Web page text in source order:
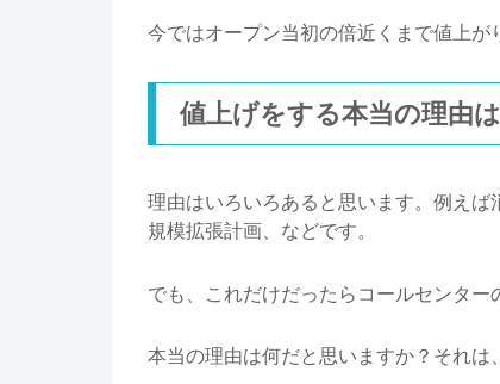
今ではオープン当初の倍近くまで値上が
値上げをする本当の理由
理由はいろいろあると思います。例え
規模拡張計画、などです。
でも、これだけだったらコールセンター
本当の理由は何だと思いますか？それは